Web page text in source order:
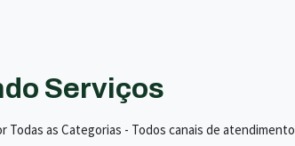
Serviços
Todas as Categorias - Todos canais de atendimento